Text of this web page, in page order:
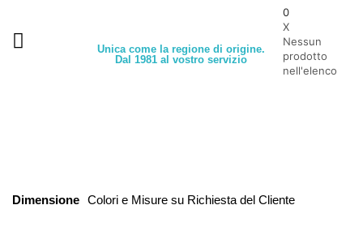
Unica come la regione di origine.
Dal 1981 al vostro servizio
0
X
Nessun
prodotto
nell'elenco
Dimensione Colori e Misure su Richiesta del Cliente